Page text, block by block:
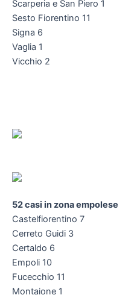
Scarperia e San Piero 1
Sesto Fiorentino 11
Signa 6
Vaglia 1
Vicchio 2
52 casi in zona empolese
Castelfiorentino 7
Cerreto Guidi 3
Certaldo 6
Empoli 10
Fucecchio 11
Montaione 1